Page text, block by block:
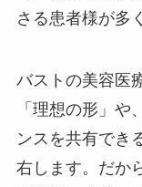
さる患者様が多
バストの美容医
「理想の形」
ンスを共有でき
右します。だか